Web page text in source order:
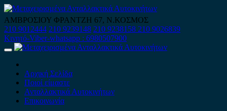
Skip
to
content
ΑΜΒΡΟΣΙΟΥ ΦΡΑΝΤΖΗ 67, Ν.ΚΟΣΜΟΣ
210 9012444 210 9239148 210 9238158 210 9026839
Κινητό-Viber-whatsapp : 6980507900
Primary
Αρχική Σελίδα
Ποιοί είμαστε
Ανταλλακτικά Αυτοκινήτων
Επικοινωνία